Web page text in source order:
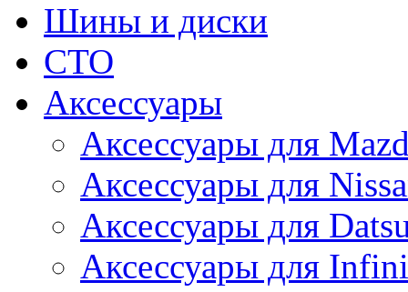
Шины и диски
СТО
Аксессуары
Аксессуары для
Аксессуары для
Аксессуары для
Аксессуары для